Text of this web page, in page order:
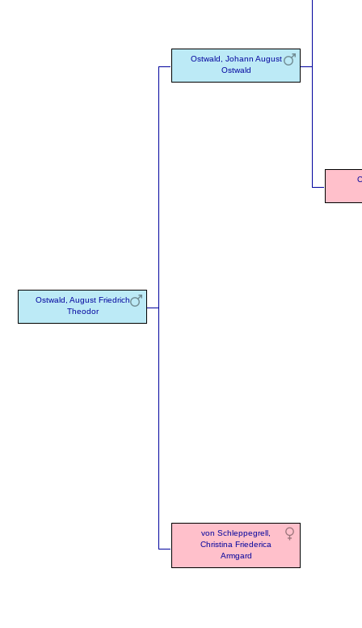
Ostwald, August Friedrich
Theodor
Ostwald, Johann August
Ostwald
von Schleppegrell,
Christina Friederica
Armgard